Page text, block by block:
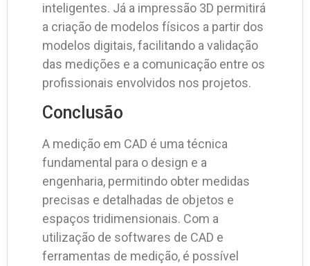
inteligentes. Já a impressão 3D permitirá
a criação de modelos físicos a partir dos
modelos digitais, facilitando a validação
das medições e a comunicação entre os
profissionais envolvidos nos projetos.
Conclusão
A medição em CAD é uma técnica
fundamental para o design e a
engenharia, permitindo obter medidas
precisas e detalhadas de objetos e
espaços tridimensionais. Com a
utilização de softwares de CAD e
ferramentas de medição, é possível